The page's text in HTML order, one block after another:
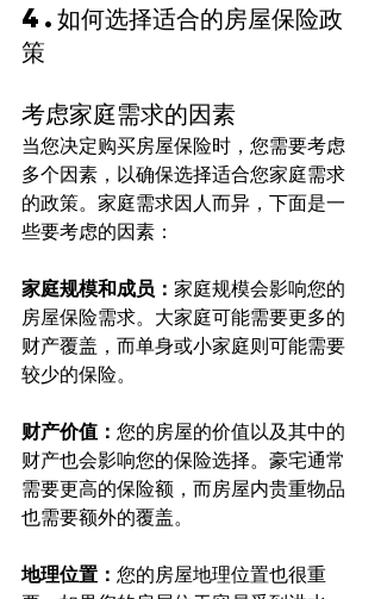
4.如何选择适合的房屋保险政
策
考虑家庭需求的因素
当您决定购买房屋保险时，您需要考虑
多个因素，以确保选择适合您家庭需求
的政策。家庭需求因人而异，下面是一
些要考虑的因素：
家庭规模和成员： 家庭规模会影响您的
房屋保险需求。大家庭可能需要更多的
财产覆盖，而单身或小家庭则可能需要
较少的保险。
财产价值： 您的房屋的价值以及其中的
财产也会影响您的保险选择。豪宅通常
需要更高的保险额，而房屋内贵重物品
也需要额外的覆盖。
地理位置： 您的房屋地理位置也很重